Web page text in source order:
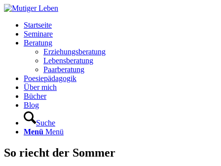
Startseite
Seminare
Beratung
Erziehungsberatung
Lebensberatung
Paarberatung
Poesiepädagogik
Über mich
Bücher
Blog
Suche
Menü Menü
So riecht der Sommer